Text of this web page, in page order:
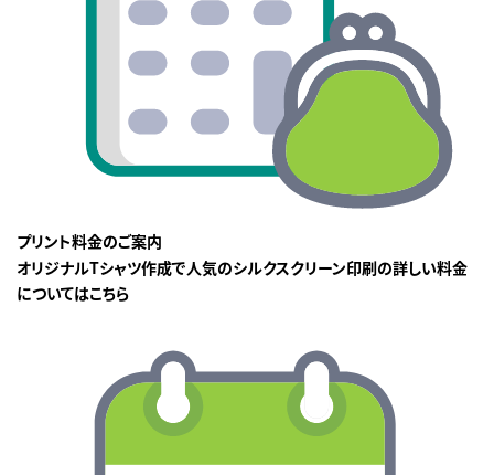
プリント料金のご案内
オリジナルTシャツ作成で人気のシルクスクリーン印刷の詳しい料金
についてはこちら